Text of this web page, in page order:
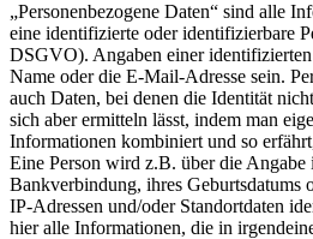
„Personenbezogene Daten“ sind alle
eine identifizierte oder identifizierbare
DSGVO). Angaben einer
Name oder die E-Mail-Adresse sein.
auch Daten, bei denen die Identität
sich aber ermitteln lässt, indem man
Informationen kombiniert und so
Eine Person wird z.B. über die
Bankverbindung, ihres Geburtsdatums
IP-Adressen und/oder Standortdaten
hier alle Informationen, die in